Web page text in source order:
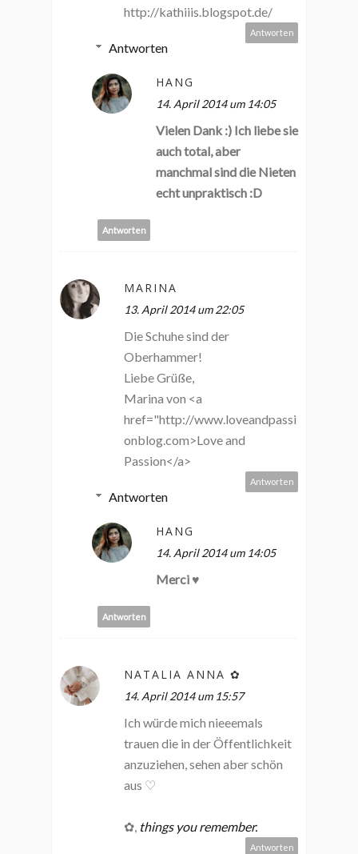
http://kathiiis.blogspot.de/
Antworten
Antworten
HANG
14. April 2014 um 14:05
Vielen Dank :) Ich liebe sie
auch total, aber
manchmal sind die Nieten
echt unpraktisch :D
Antworten
MARINA
13. April 2014 um 22:05
Die Schuhe sind der
Oberhammer!
Liebe Grüße,
Marina von <a
href="http://www.loveandpassi
onblog.com>Love and
Passion</a>
Antworten
Antworten
HANG
14. April 2014 um 14:05
Merci ♥
Antworten
NATALIA ANNA ✿
14. April 2014 um 15:57
Ich würde mich nieeemals
trauen die in der Öffentlichkeit
anzuziehen, sehen aber schön
aus ♡
✿, things you remember.
Antworten